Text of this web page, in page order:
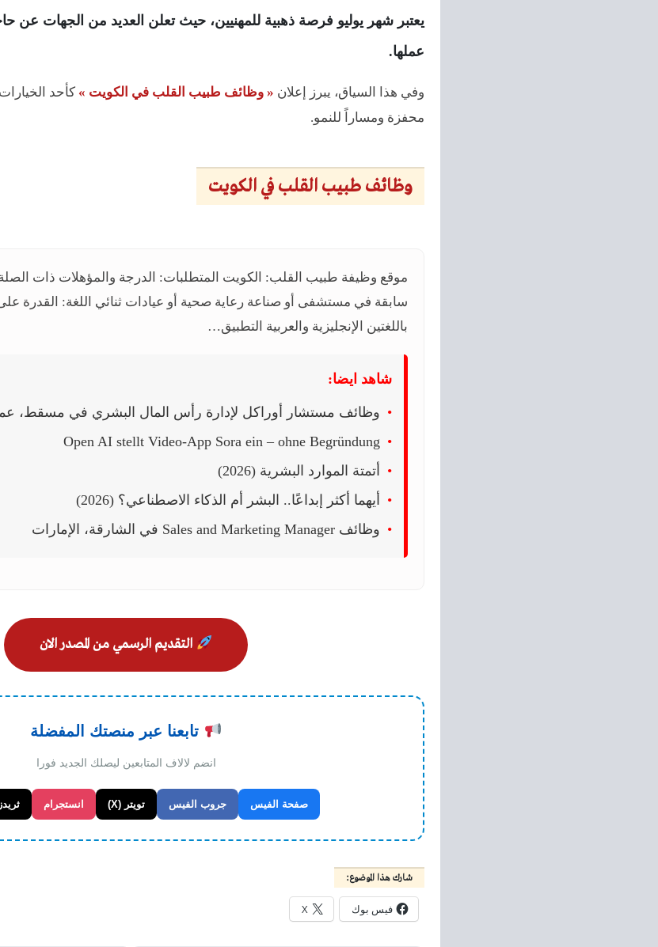
يعتبر شهر يوليو فرصة ذهبية للمهنيين، حيث تعلن العديد من الجهات عن
عملها.
وفي هذا السياق، يبرز إعلان « وظائف طبيب القلب في الكويت » كأحد
محفزة ومساراً للنمو.
وظائف طبيب القلب في الكويت
موقع وظيفة طبيب القلب: الكويت المتطلبات: الدرجة والمؤهلات ذات
سابقة في مستشفى أو صناعة رعاية صحية أو عيادات ثنائي اللغة: القدرة على
باللغتين الإنجليزية والعربية التطبيق…
شاهد ايضا:
وظائف مستشار أوراكل لإدارة رأس المال البشري في مسقط،
Open AI stellt Video-App Sora ein – ohne Begründung
أتمتة الموارد البشرية (2026)
أيهما أكثر إبداعًا.. البشر أم الذكاء الاصطناعي؟ (2026)
وظائف Sales and Marketing Manager في الشارقة، الإمارات
التقديم الرسمي من المصدر الان
تابعنا عبر منصتك المفضلة
انضم لالاف المتابعين ليصلك الجديد فورا
صفحة الفيس جروب الفيس تويتر (X) انستجرام ثريدز
شارك هذا الموضوع:
فيس بوك X